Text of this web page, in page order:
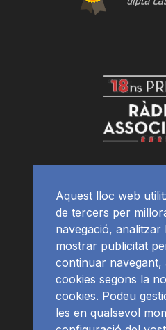
Aquest lloc web
de tercers per
navegació, analitzar
mostrar publicitat
continuar navegant,
cookies segons la
cookies. Podeu
les en qualsevol